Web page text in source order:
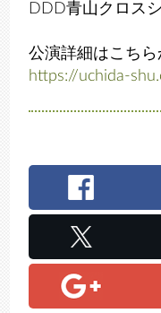
DDD青山クロス
公演詳細はこちら
https://uchida-